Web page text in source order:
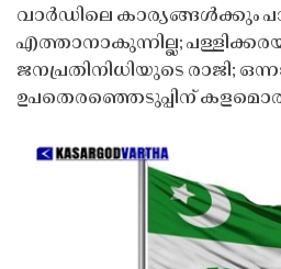
വാർഡിലെ കാര്യങ്ങൾക്കും
എത്താനാകുന്നില്ല;
ജനപ്രതിനിധിയുടെ രാജി;
ഉപതെരഞ്ഞെടുപ്പിന്